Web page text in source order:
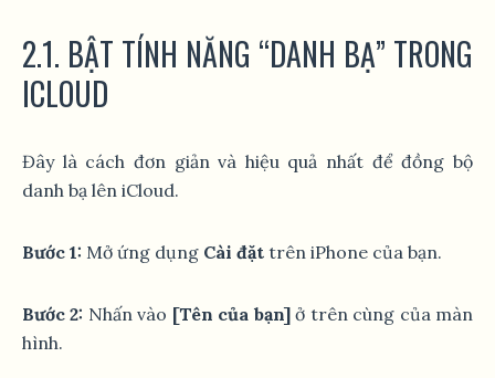
2.1. BẬT TÍNH NĂNG “DANH BẠ” TRONG
ICLOUD
Đây là cách đơn giản và hiệu quả nhất để đồng bộ
danh bạ lên iCloud.
Bước 1: Mở ứng dụng Cài đặt trên iPhone của bạn.
Bước 2: Nhấn vào [Tên của bạn]ở trên cùng của màn
hình.